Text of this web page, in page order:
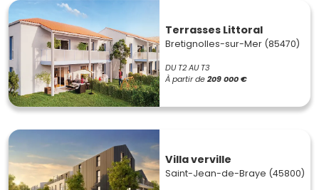
Terrasses Littoral
Bretignolles-sur-Mer (85470)
DU T2 AU T3
À partir de209 000 €
Villa verville
Saint-Jean-de-Braye (45800)